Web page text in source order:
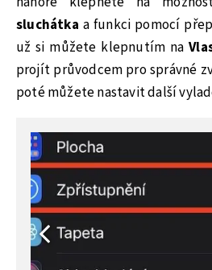
sluchátka a funkci pomocí
už si můžete klepnutím na
projít průvodcem pro správné
poté můžete nastavit další